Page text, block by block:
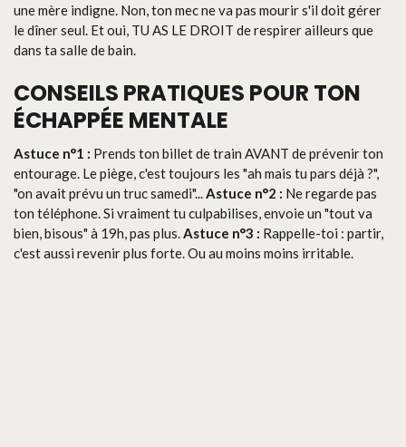
une mère indigne. Non, ton mec ne va pas mourir s'il doit gérer
le dîner seul. Et oui, TU AS LE DROIT de respirer ailleurs que
dans ta salle de bain.
CONSEILS PRATIQUES POUR TON
ÉCHAPPÉE MENTALE
Astuce n°1 : Prends ton billet de train AVANT de prévenir ton
entourage. Le piège, c'est toujours les "ah mais tu pars déjà ?",
"on avait prévu un truc samedi"...Astuce n°2 : Ne regarde pas
ton téléphone. Si vraiment tu culpabilises, envoie un "tout va
bien, bisous" à 19h, pas plus.Astuce n°3 : Rappelle-toi : partir,
c'est aussi revenir plus forte. Ou au moins moins irritable.